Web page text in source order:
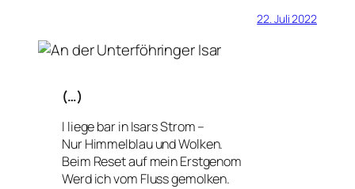
22. Juli 2022
(…)
I liege bar in Isars Strom –
Nur Himmelblau und Wolken.
Beim Reset auf mein Erstgenom
Werd ich vom Fluss gemolken.